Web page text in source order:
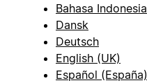
Bahasa Indonesia
Dansk
Deutsch
English (UK)
Español (España)